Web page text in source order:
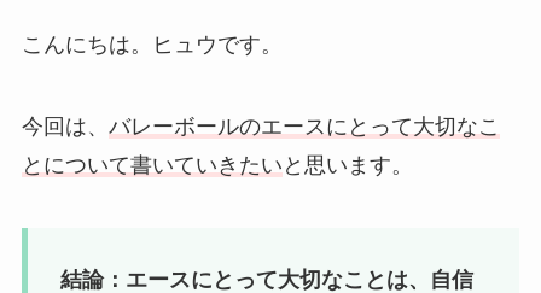
こんにちは。ヒュウです。
今回は、 バレーボールのエースにとって大切なこ
とについて書いていきたい と思います。
結論：エースにとって大切なことは、自信